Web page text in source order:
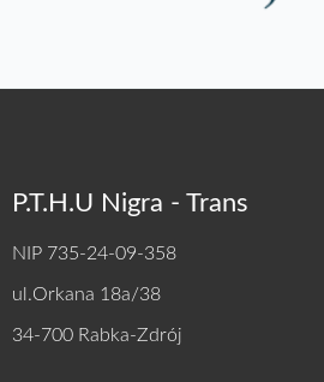
P.T.H.U Nigra - Trans
NIP 735-24-09-358
ul.Orkana 18a/38
34-700 Rabka-Zdrój